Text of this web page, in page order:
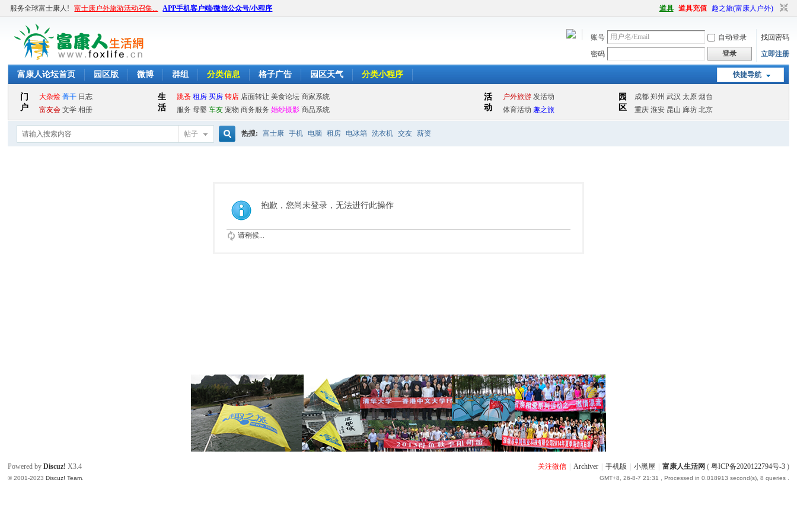
服务全球富士康人! 富士康户外旅游活动召集... APP手机客户端/微信公众号/小程序 道具 道具充值 趣之旅(富康人户外)
账号 自动登录
找回密码
密码
登录 立即注册
快捷导航
富康人论坛首页 园区版 微博 群组 分类信息 格子广告 园区天气 分类小程序
帖子 热搜: 富士康 手机 电脑 租房 电冰箱 洗衣机 交友 薪资
抱歉，您尚未登录，无法进行此操作
请稍候...
关注微信 Archiver 手机版 小黑屋 富康人生活网 ( 粤ICP备2020122794号-3)
GMT+8, 26-8-7 21:31 , Processed in 0.018913 second(s), 8 queries .
Powered byDiscuz! X3.4
© 2001-2023Discuz! Team